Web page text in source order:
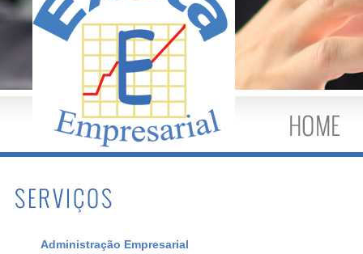
Administração Empresarial